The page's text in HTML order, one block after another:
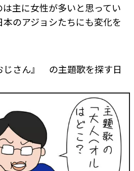
主に女性が多いと思ってい
のアジョシたちにも変化を
じさん』 の主題歌を探す日